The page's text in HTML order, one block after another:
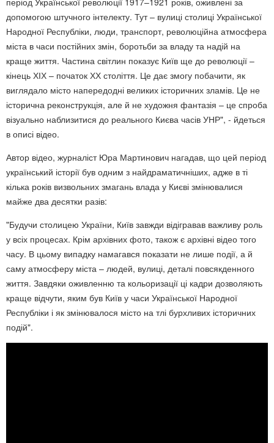
допомогою штучного інтелекту. Тут – вулиці столиці Української
Народної Республіки, люди, транспорт, революційна атмосфера
міста в часи постійних змін, боротьби за владу та надій на
краще життя. Частина світлин показує Київ ще до революції –
кінець ХІХ – початок ХХ століття. Це дає змогу побачити, як
виглядало місто напередодні великих історичних зламів. Це не
історична реконструкція, але й не художня фантазія – це спроба
візуально наблизитися до реального Києва часів УНР", - йдеться
в описі відео.
Автор відео, журналіст Юра Мартинович нагадав, що цей період
український історії був одним з найдраматичніших, адже в ті
кілька років визвольних змагань влада у Києві змінювалися
майже два десятки разів:
"Будучи столицею України, Київ завжди відігравав важливу роль
у всіх процесах. Крім архівних фото, також є архівні відео того
часу. В цьому випадку намагався показати не лише події, а й
саму атмосферу міста – людей, вулиці, деталі повсякденного
життя. Завдяки оживленню та кольоризації ці кадри дозволяють
краще відчути, яким був Київ у часи Української Народної
Республіки і як змінювалося місто на тлі бурхливих історичних
подій".